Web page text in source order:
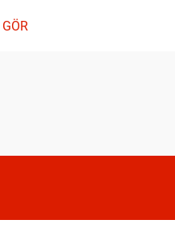
temel unsurları anlamak,